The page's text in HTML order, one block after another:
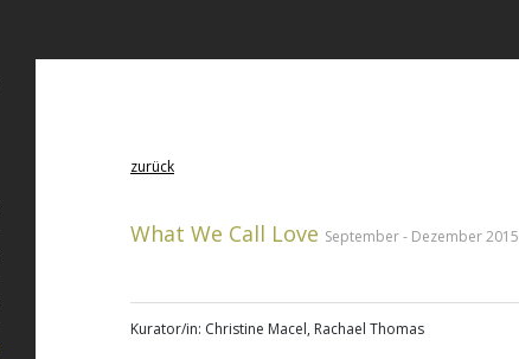
zurück
What We Call Love September - Dezember 2015
Kurator/in: Christine Macel, Rachael Thomas